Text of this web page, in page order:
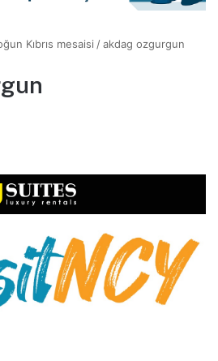
Kıbrıs mesaisi /akdag ozgurgun